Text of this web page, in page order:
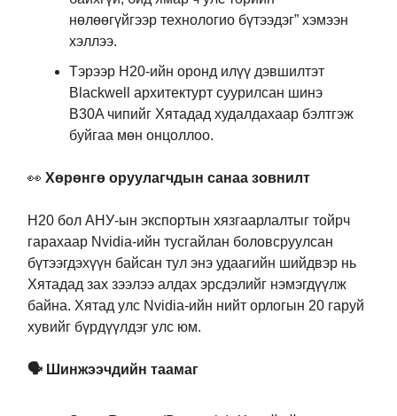
нөлөөгүйгээр технологио бүтээдэг” хэмээн
хэллээ.
Тэрээр H20-ийн оронд илүү дэвшилтэт
Blackwell архитектурт суурилсан шинэ
B30A чипийг Хятадад худалдахаар бэлтгэж
буйгаа мөн онцоллоо.
👀 Хөрөнгө оруулагчдын санаа зовнилт
H20 бол АНУ-ын экспортын хязгаарлалтыг тойрч
гарахаар Nvidia-ийн тусгайлан боловсруулсан
бүтээгдэхүүн байсан тул энэ удаагийн шийдвэр нь
Хятадад зах зээлээ алдах эрсдэлийг нэмэгдүүлж
байна. Хятад улс Nvidia-ийн нийт орлогын 20 гаруй
хувийг бүрдүүлдэг улс юм.
🗣️ Шинжээчдийн таамаг